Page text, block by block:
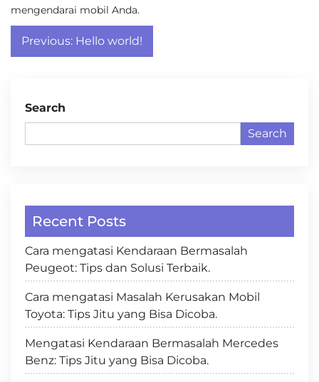
mengendarai mobil Anda.
Post
navigation
Previous: Hello world!
Search
Search
Recent Posts
Cara mengatasi Kendaraan Bermasalah
Peugeot: Tips dan Solusi Terbaik.
Cara mengatasi Masalah Kerusakan Mobil
Toyota: Tips Jitu yang Bisa Dicoba.
Mengatasi Kendaraan Bermasalah Mercedes
Benz: Tips Jitu yang Bisa Dicoba.